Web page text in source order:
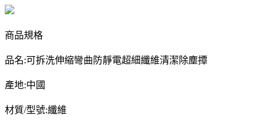
商品規格
品名:可拆洗伸縮彎曲防靜電超細纖維清潔除塵撢
產地:中國
材質/型號:纖維